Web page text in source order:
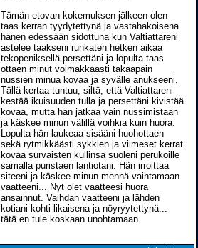
Tämän etovan kokemuksen jälkeen olen
taas kerran tyydytettynä ja vastahakoisena
hänen edessään sidottuna kun Valtiattareni
astelee taakseni runkaten hetken aikaa
tekopeniksellä persettäni ja lopulta taas
ottaen minut voimakkaasti takaapäin
nussien minua kovaa ja syvälle anukseeni.
Tällä kertaa tuntuu, siltä, että Valtiattareni
kestää ikuisuuden tulla ja persettäni kivistää
kovaa, mutta hän jatkaa vain nussimistaan
ja käskee minun välillä voihkia kuin huora.
Lopulta hän laukeaa sisääni huohottaen
sekä rytmikkäästi sykkien ja viimeset kerrat
kovaa survaisten kullinsa suoleni perukoille
samalla puristaen lantiotani. Hän irroittaa
siteeni ja käskee minun mennä vaihtamaan
vaatteeni... Nyt olet vaatteesi huora
ansainnut. Vaihdan vaatteeni ja lähden
kotiani kohti likaisena ja nöyryytettynä...
tätä en tule koskaan unohtamaan.